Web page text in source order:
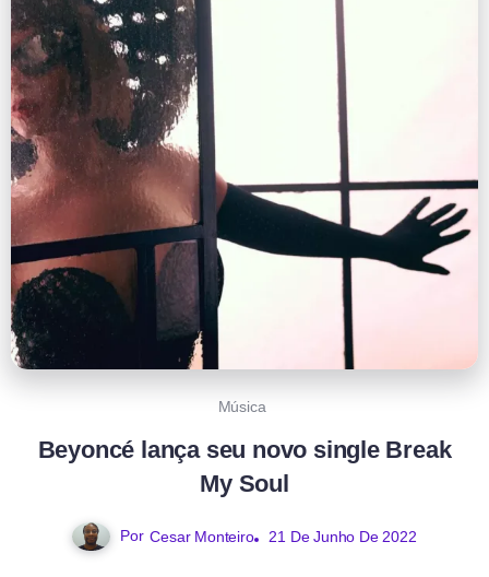
Música
Beyoncé lança seu novo single Break
My Soul
Por Cesar Monteiro 21 De Junho De 2022